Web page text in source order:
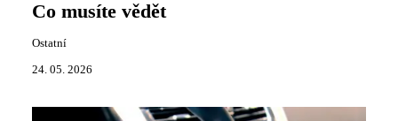
Co musíte vědět
Ostatní
24. 05. 2026